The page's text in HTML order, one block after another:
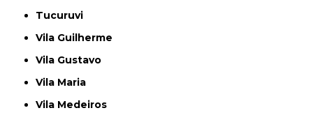
Tucuruvi
Vila Guilherme
Vila Gustavo
Vila Maria
Vila Medeiros